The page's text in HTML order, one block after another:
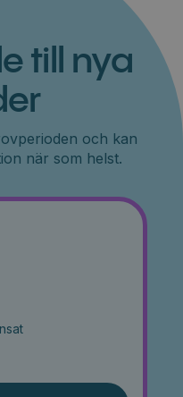
till nya
och kan
när som helst.